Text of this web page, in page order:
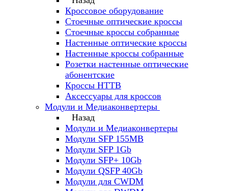
Кроссовое оборудование
Стоечные оптические кроссы
Стоечные кроссы собранные
Настенные оптические кроссы
Настенные кроссы собранные
Розетки настенные оптические
абонентские
Кроссы HTTB
Аксессуары для кроссов
Модули и Медиаконвертеры
Назад
Модули и Медиаконвертеры
Модули SFP 155MB
Модули SFP 1Gb
Модули SFP+ 10Gb
Модули QSFP 40Gb
Модули для CWDM